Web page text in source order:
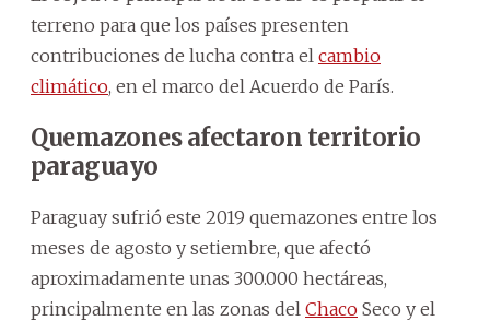
terreno para que los países presenten
contribuciones de lucha contra el cambio
climático, en el marco del Acuerdo de París.
Quemazones afectaron territorio
paraguayo
Paraguay sufrió este 2019 quemazones entre los
meses de agosto y setiembre, que afectó
aproximadamente unas 300.000 hectáreas,
principalmente en las zonas del Chaco Seco y el